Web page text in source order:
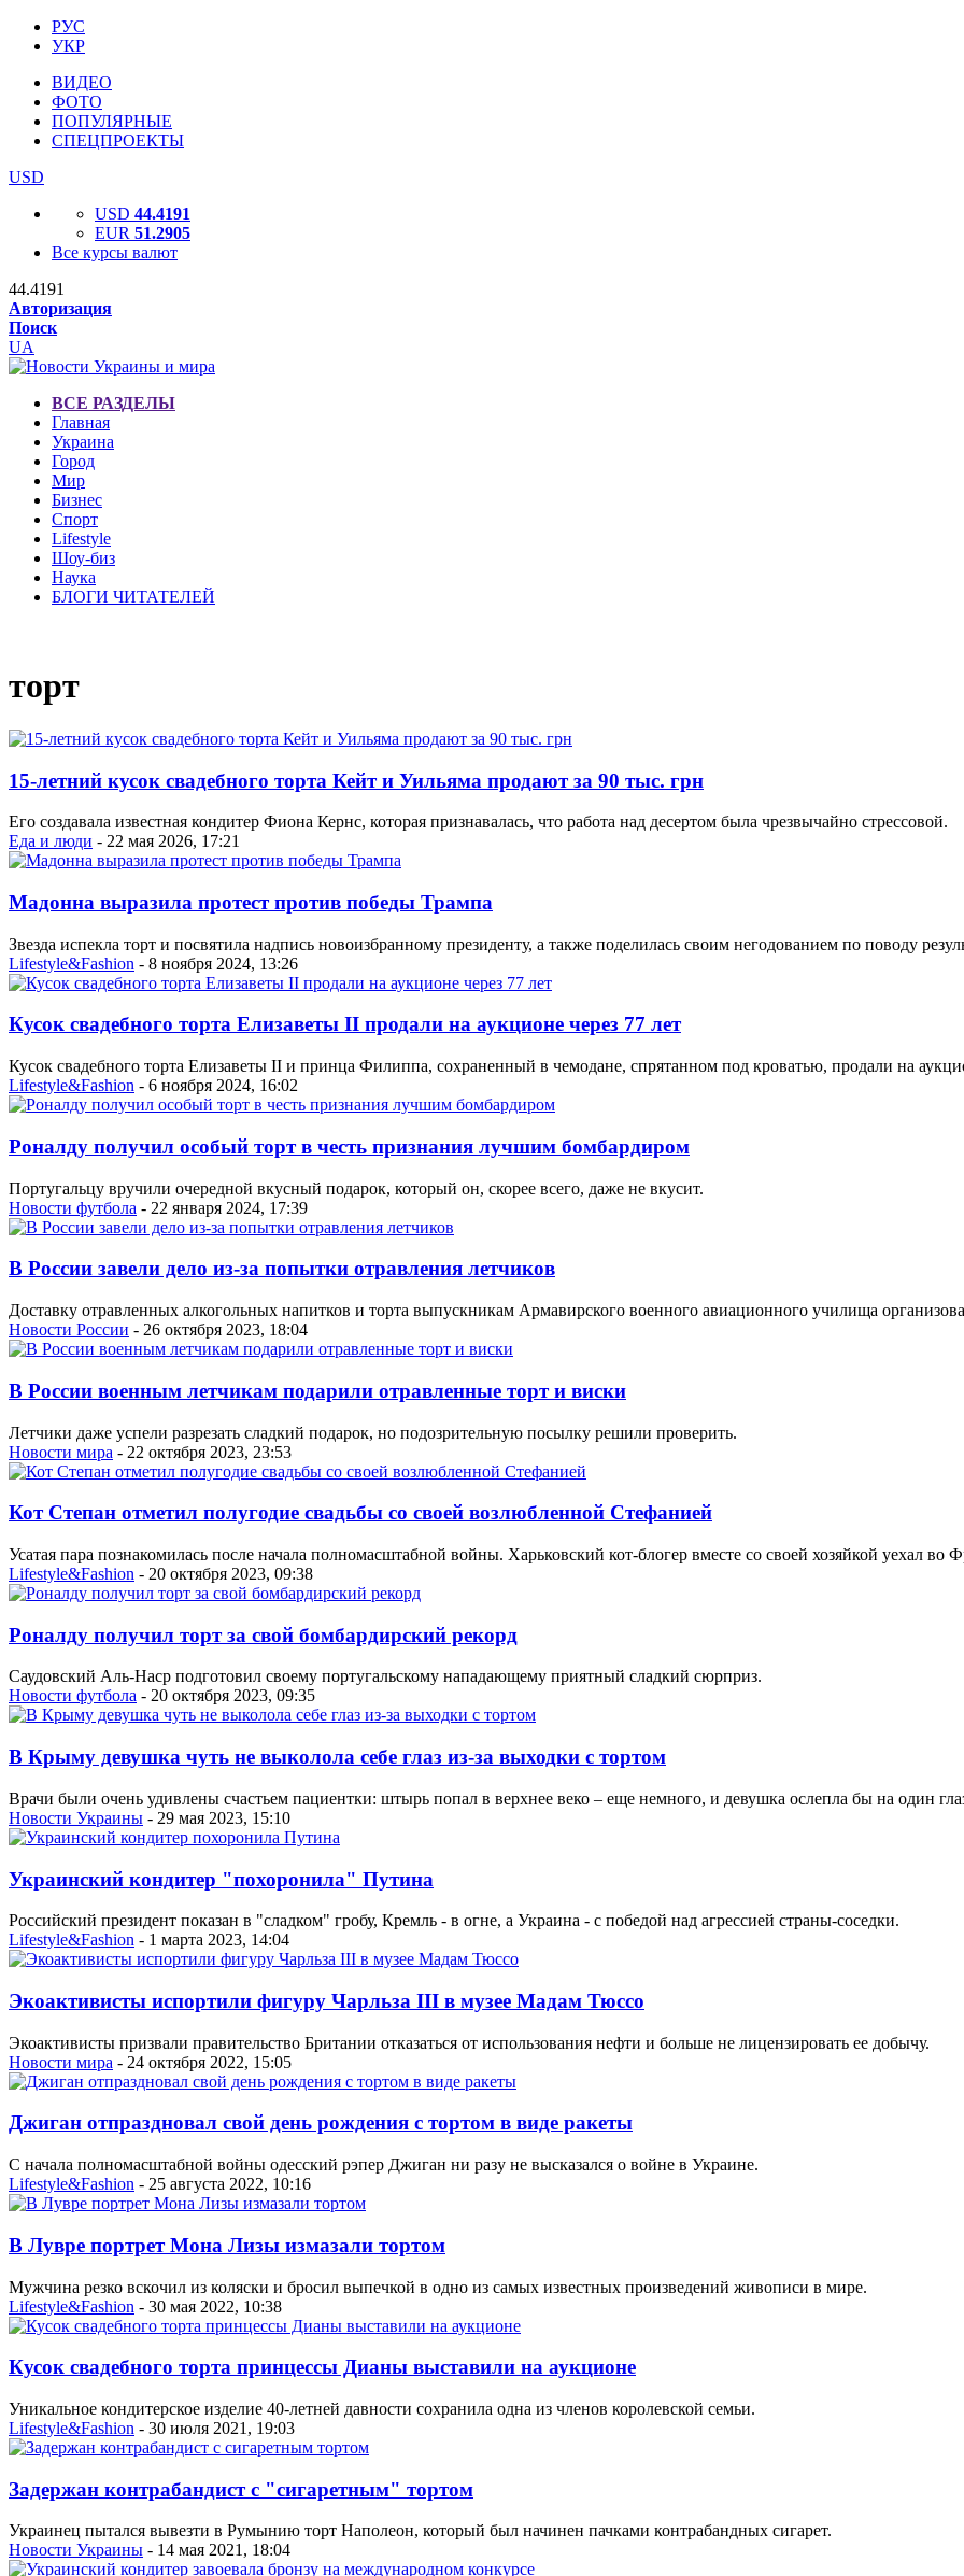
РУС
УКР
ВИДЕО
ФОТО
ПОПУЛЯРНЫЕ
СПЕЦПРОЕКТЫ
USD
USD 44.4191
EUR 51.2905
Все курсы валют
44.4191
Авторизация
Поиск
UA
ВСЕ РАЗДЕЛЫ
Главная
Украина
Город
Мир
Бизнес
Спорт
Lifestyle
Шоу-биз
Наука
БЛОГИ ЧИТАТЕЛЕЙ
торт
15-летний кусок свадебного торта Кейт и Уильяма продают за 90 тыс. грн
Его создавала известная кондитер Фиона Кернс, которая признавалась, что работа над десертом была чрезвычайно стрессовой.
Еда и люди - 22 мая 2026, 17:21
Мадонна выразила протест против победы Трампа
Звезда испекла торт и посвятила надпись новоизбранному президенту, а также поделилась своим негодованием по поводу
Lifestyle&Fashion - 8 ноября 2024, 13:26
Кусок свадебного торта Елизаветы II продали на аукционе через 77 лет
Кусок свадебного торта Елизаветы II и принца Филиппа, сохраненный в чемодане, спрятанном под кроватью, продали на
Lifestyle&Fashion - 6 ноября 2024, 16:02
Роналду получил особый торт в честь признания лучшим бомбардиром
Португальцу вручили очередной вкусный подарок, который он, скорее всего, даже не вкусит.
Новости футбола - 22 января 2024, 17:39
В России завели дело из-за попытки отравления летчиков
Доставку отравленных алкогольных напитков и торта выпускникам Армавирского военного авиационного училища
Новости России - 26 октября 2023, 18:04
В России военным летчикам подарили отравленные торт и виски
Летчики даже успели разрезать сладкий подарок, но подозрительную посылку решили проверить.
Новости мира - 22 октября 2023, 23:53
Кот Степан отметил полугодие свадьбы со своей возлюбленной Стефанией
Усатая пара познакомилась после начала полномасштабной войны. Харьковский кот-блогер вместе со своей хозяйкой уехал во
Lifestyle&Fashion - 20 октября 2023, 09:38
Роналду получил торт за свой бомбардирский рекорд
Саудовский Аль-Наср подготовил своему португальскому нападающему приятный сладкий сюрприз.
Новости футбола - 20 октября 2023, 09:35
В Крыму девушка чуть не выколола себе глаз из-за выходки с тортом
Врачи были очень удивлены счастьем пациентки: штырь попал в верхнее веко – еще немного, и девушка ослепла бы на один
Новости Украины - 29 мая 2023, 15:10
Украинский кондитер "похоронила" Путина
Российский президент показан в "сладком" гробу, Кремль - в огне, а Украина - с победой над агрессией страны-соседки.
Lifestyle&Fashion - 1 марта 2023, 14:04
Экоактивисты испортили фигуру Чарльза III в музее Мадам Тюссо
Экоактивисты призвали правительство Британии отказаться от использования нефти и больше не лицензировать ее добычу.
Новости мира - 24 октября 2022, 15:05
Джиган отпраздновал свой день рождения с тортом в виде ракеты
С начала полномасштабной войны одесский рэпер Джиган ни разу не высказался о войне в Украине.
Lifestyle&Fashion - 25 августа 2022, 10:16
В Лувре портрет Мона Лизы измазали тортом
Мужчина резко вскочил из коляски и бросил выпечкой в одно из самых известных произведений живописи в мире.
Lifestyle&Fashion - 30 мая 2022, 10:38
Кусок свадебного торта принцессы Дианы выставили на аукционе
Уникальное кондитерское изделие 40-летней давности сохранила одна из членов королевской семьи.
Lifestyle&Fashion - 30 июля 2021, 19:03
Задержан контрабандист с "сигаретным" тортом
Украинец пытался вывезти в Румынию торт Наполеон, который был начинен пачками контрабандных сигарет.
Новости Украины - 14 мая 2021, 18:04